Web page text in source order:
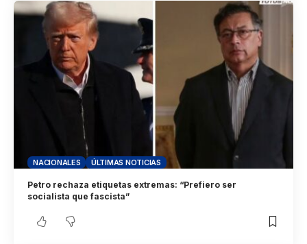
NACIONALES ÚLTIMAS NOTICIAS
Petro rechaza etiquetas extremas: “Prefiero ser
socialista que fascista”